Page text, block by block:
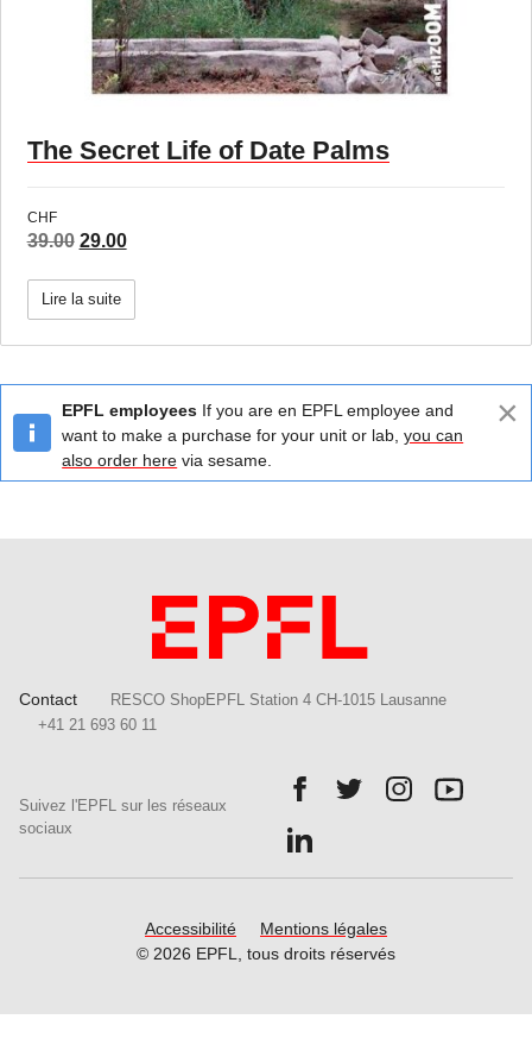
The Secret Life of Date Palms
CHF
39.00 Le
initial
était :
39.00.
29.00Le
est :
29.00.
Lire la suite
EPFL employees If you are en EPFL employee and
want to make a purchase for your unit or lab,you can
also order here via sesame.
×
Contact
RESCO ShopEPFL Station 4 CH-1015 Lausanne
+41 21 693 60 11
Suivez l'EPFL sur les réseaux
sociaux
Follow us on Facebook.
Follow us on Twitter.
Follow us on
Follow
Accessibilité
Mentions légales
© 2026 EPFL, tous droits réservés